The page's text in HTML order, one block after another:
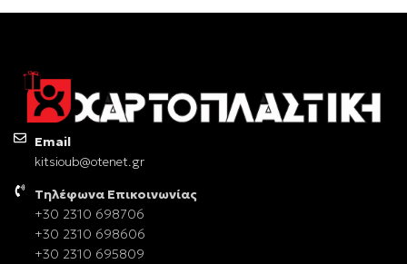
Email
kitsioub@otenet.gr
Τηλέφωνα Επικοινωνίας
+30 2310 698706
+30 2310 698606
+30 2310 695809